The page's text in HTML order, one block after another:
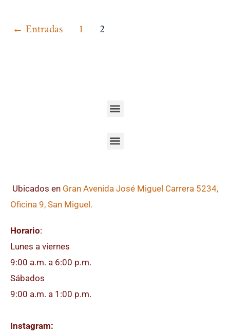
←Entradas 1 2
Ubicados en Gran Avenida José Miguel Carrera 5234,
Oficina 9, San Miguel.
Horario:
Lunes a viernes
9:00 a.m. a 6:00 p.m.
Sábados
9:00 a.m. a 1:00 p.m.
Instagram: